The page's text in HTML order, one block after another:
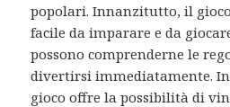
popolari. Innanzitutto, il
facile da imparare e da
possono comprenderne le
divertirsi immediatamente.
gioco offre la possibilità di